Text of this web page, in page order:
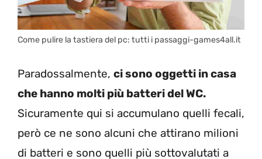
Come pulire la tastiera del pc: tutti i passaggi-games4all.it
Paradossalmente, ci sono oggetti in casa
che hanno molti più batteri del WC.
Sicuramente qui si accumulano quelli fecali,
però ce ne sono alcuni che attirano milioni
di batteri e sono quelli più sottovalutati a